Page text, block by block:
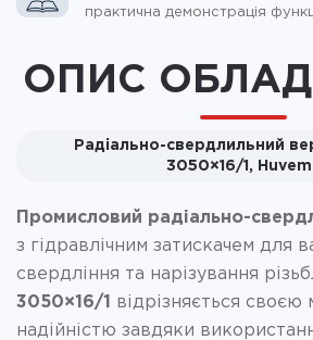
практична демонстрація
ОПИС
Радіально-свердлильний
3050×16/1,
Промисловий радіально-
з гідравлічним затискачем для
свердління та нарізування
3050×16/1
відрізняється своєю
надійністю завдяки